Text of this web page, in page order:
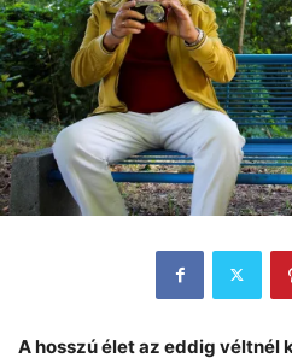
A hosszú élet az eddig véltnél